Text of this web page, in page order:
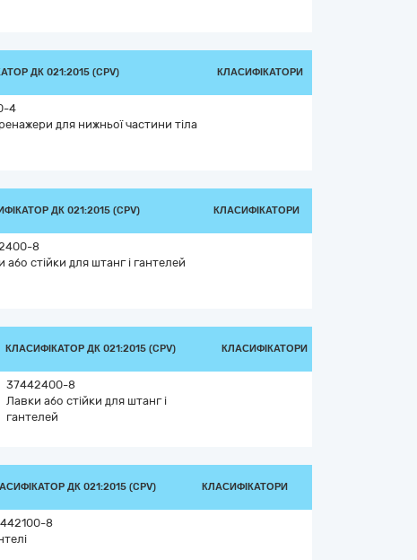
ДК 021:2015 (CPV) КЛАСИФІКАТОРИ
4
для нижньої частини тіла
ДК 021:2015 (CPV) КЛАСИФІКАТОРИ
8
або стійки для штанг і гантелей
КЛАСИФІКАТОР ДК 021:2015 (CPV) КЛАСИФІКАТОРИ
37442400-8
Лавки або стійки для штанг і
гантелей
ДК 021:2015 (CPV) КЛАСИФІКАТОРИ
8